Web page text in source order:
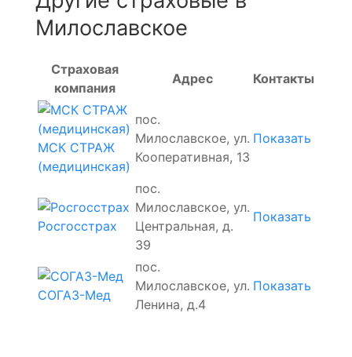
Милославское
Страховая
компания
Адрес Контакты
МСК СТРАЖ
(медицинская)
пос.
Милославское, ул.
Кооперативная, 13
Показать
Росгосстрах
пос.
Милославское, ул.
Центральная, д.
39
Показать
СОГАЗ-Мед
пос.
Милославское, ул.
Ленина, д.4
Показать